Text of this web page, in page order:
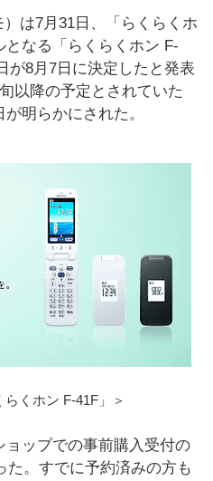
は7月31日、「らくらくホ
となる「らくらくホン F-
が8月7日に決定したと発表
以降の予定とされていた
明らかにされた。
くホン F-41F」＞
ョップでの事前購入受付の
た。すでに予約済みの方も